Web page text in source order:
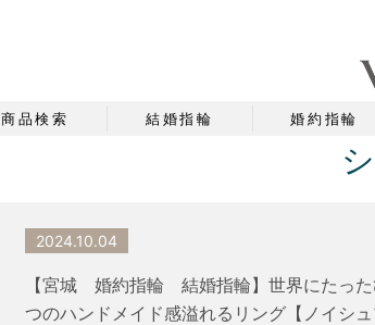
商品検索 結婚指輪 婚約指輪
2024.10.04
【宮城 婚約指輪 結婚指輪】世界にたった
つのハンドメイド感溢れるリング【ノイシ